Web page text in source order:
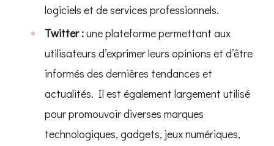
logiciels et de services professionnels.
Twitter :une plateforme permettant aux
utilisateurs d’exprimer leurs opinions et d’être
informés des dernières tendances et
actualités. Il est également largement utilisé
pour promouvoir diverses marques
technologiques, gadgets, jeux numériques,